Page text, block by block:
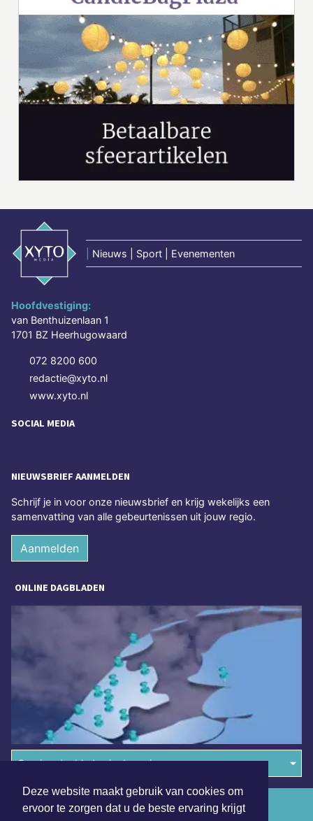
Deze website maakt gebruik van cookies om
ervoor te zorgen dat u de beste ervaring krijgt
Nieuws | Sport | Evenementen
Hoofdvestiging:
van Benthuizenlaan 1
1701 BZ Heerhugowaard
072 8200 600
redactie@xyto.nl
www.xyto.nl
SOCIAL MEDIA
NIEUWSBRIEF AANMELDEN
Schrijf je in voor onze nieuwsbrief en krijg wekelijks een
samenvatting van alle gebeurtenissen uit jouw regio.
Aanmelden
ONLINE DAGBLADEN
Overige dagbladen in de regio
Algemene voorwaarden